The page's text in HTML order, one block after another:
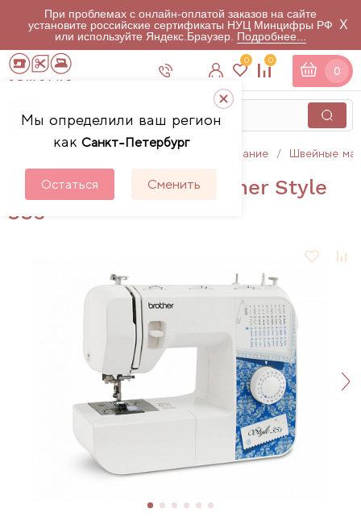
При проблемах с онлайн-оплатой заказов на сайте
установите российские сертификаты НУЦ Минцифры РФ
или используйте Яндекс.Браузер. Подробнее...
X
Мы определили ваш регион
как Санкт-Петербург
Остаться Сменить
0 0
0
Швейное оборудование Швейные
Швейная машина Brother Style
35s